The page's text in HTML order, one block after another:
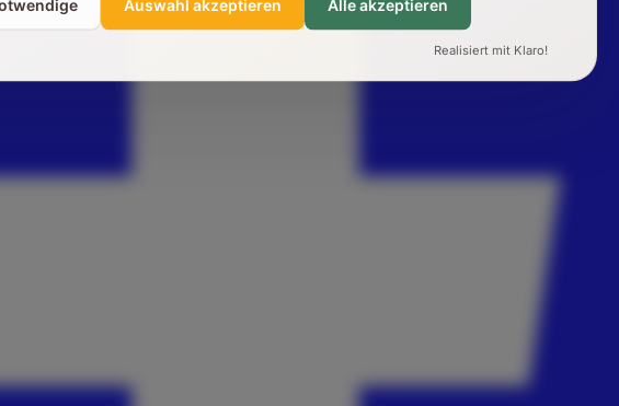
Auswahl akzeptieren Alle akzeptieren
Realisiert mit Klaro!